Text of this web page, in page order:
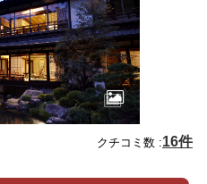
クチコミ数 :16件